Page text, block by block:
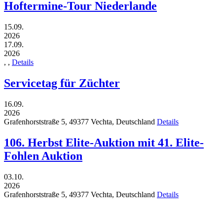
Hoftermine-Tour Niederlande
15.09.
2026
17.09.
2026
, , Details
Servicetag für Züchter
16.09.
2026
Grafenhorststraße 5, 49377 Vechta, Deutschland Details
106. Herbst Elite-Auktion mit 41. Elite-
Fohlen Auktion
03.10.
2026
Grafenhorststraße 5, 49377 Vechta, Deutschland Details